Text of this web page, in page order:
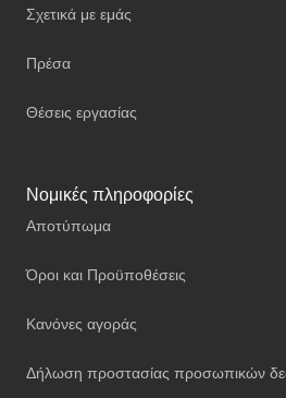
Σχετικά με εμάς
Πρέσα
Θέσεις εργασίας
Νομικές πληροφορίες
Αποτύπωμα
Όροι και Προϋποθέσεις
Κανόνες αγοράς
Δήλωση προστασίας προσωπικών